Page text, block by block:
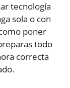
tecnología
sola o con
poner
todo
correcta